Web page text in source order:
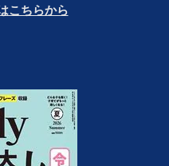
こちらから